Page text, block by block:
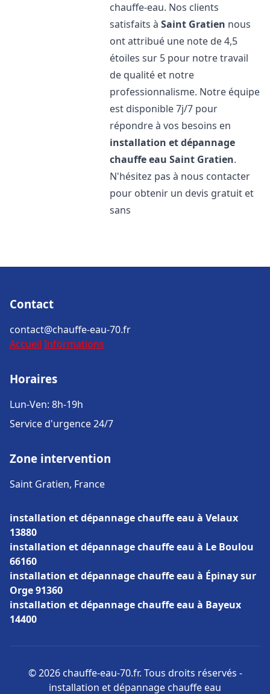
chauffe-eau. Nos clients
satisfaits àSaint Gratien nous
ont attribué une note de 4,5
étoiles sur 5 pour notre travail
de qualité et notre
professionnalisme. Notre équipe
est disponible 7j/7 pour
répondre à vos besoins en
installation et dépannage
chauffe eau Saint Gratien.
N'hésitez pas à nous contacter
pour obtenir un devis gratuit et
sans
Contact
contact@chauffe-eau-70.fr
Accueil Informations
Horaires
Lun-Ven: 8h-19h
Service d'urgence 24/7
Zone intervention
Saint Gratien, France
installation et dépannage chauffe eau à Velaux
13880
installation et dépannage chauffe eau à Le Boulou
66160
installation et dépannage chauffe eau à Épinay sur
Orge 91360
installation et dépannage chauffe eau à Bayeux
14400
© 2026 chauffe-eau-70.fr. Tous droits réservés -
installation et dépannage chauffe eau